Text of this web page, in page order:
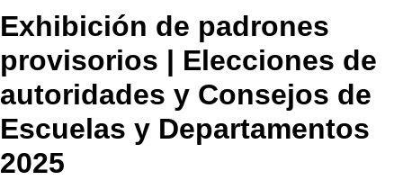
Exhibición de padrones
provisorios | Elecciones de
autoridades y Consejos de
Escuelas y Departamentos
2025